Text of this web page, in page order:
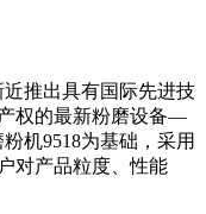
推出具有国际先进技
权的最新粉磨设备—
机9518为基础，采用
对产品粒度、性能